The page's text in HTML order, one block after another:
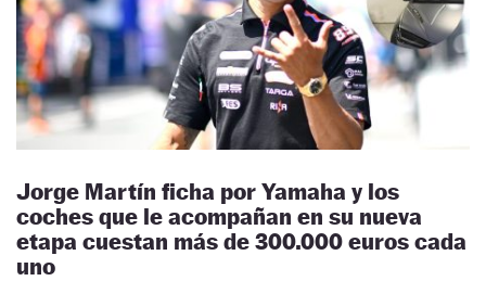
Jorge Martín ficha por Yamaha y los
coches que le acompañan en su nueva
etapa cuestan más de 300.000 euros cada
uno